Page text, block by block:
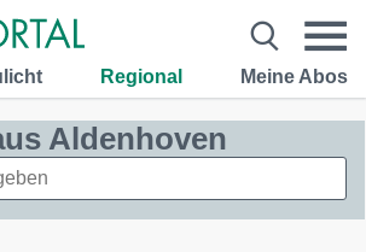
Regional Meine Abos
Aldenhoven